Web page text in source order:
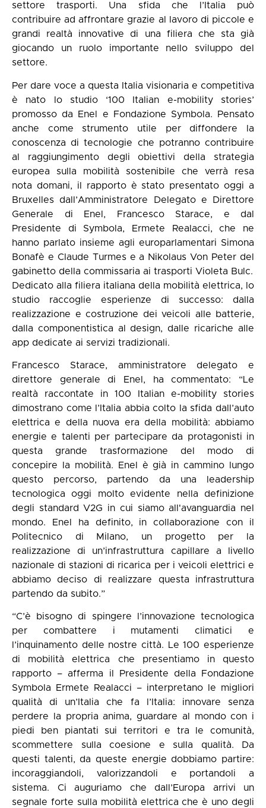
settore trasporti. Una sfida che l’Italia può
contribuire ad affrontare grazie al lavoro di piccole e
grandi realtà innovative di una filiera che sta già
giocando un ruolo importante nello sviluppo del
settore.
Per dare voce a questa Italia visionaria e competitiva
è nato lo studio ‘100 Italian e-mobility stories’
promosso da Enel e Fondazione Symbola. Pensato
anche come strumento utile per diffondere la
conoscenza di tecnologie che potranno contribuire
al raggiungimento degli obiettivi della strategia
europea sulla mobilità sostenibile che verrà resa
nota domani, il rapporto è stato presentato oggi a
Bruxelles dall’Amministratore Delegato e Direttore
Generale di Enel, Francesco Starace, e dal
Presidente di Symbola, Ermete Realacci, che ne
hanno parlato insieme agli europarlamentari Simona
Bonafè e Claude Turmes e a Nikolaus Von Peter del
gabinetto della commissaria ai trasporti Violeta Bulc.
Dedicato alla filiera italiana della mobilità elettrica, lo
studio raccoglie esperienze di successo: dalla
realizzazione e costruzione dei veicoli alle batterie,
dalla componentistica al design, dalle ricariche alle
app dedicate ai servizi tradizionali.
Francesco Starace, amministratore delegato e
direttore generale di Enel, ha commentato: “Le
realtà raccontate in 100 Italian e-mobility stories
dimostrano come l’Italia abbia colto la sfida dall’auto
elettrica e della nuova era della mobilità: abbiamo
energie e talenti per partecipare da protagonisti in
questa grande trasformazione del modo di
concepire la mobilità. Enel è già in cammino lungo
questo percorso, partendo da una leadership
tecnologica oggi molto evidente nella definizione
degli standard V2G in cui siamo all'avanguardia nel
mondo. Enel ha definito, in collaborazione con il
Politecnico di Milano, un progetto per la
realizzazione di un’infrastruttura capillare a livello
nazionale di stazioni di ricarica per i veicoli elettrici e
abbiamo deciso di realizzare questa infrastruttura
partendo da subito.”
“C’è bisogno di spingere l’innovazione tecnologica
per combattere i mutamenti climatici e
l’inquinamento delle nostre città. Le 100 esperienze
di mobilità elettrica che presentiamo in questo
rapporto – afferma il Presidente della Fondazione
Symbola Ermete Realacci – interpretano le migliori
qualità di un’Italia che fa l’Italia: innovare senza
perdere la propria anima, guardare al mondo con i
piedi ben piantati sui territori e tra le comunità,
scommettere sulla coesione e sulla qualità. Da
questi talenti, da queste energie dobbiamo partire:
incoraggiandoli, valorizzandoli e portandoli a
sistema. Ci auguriamo che dall’Europa arrivi un
segnale forte sulla mobilità elettrica che è uno degli